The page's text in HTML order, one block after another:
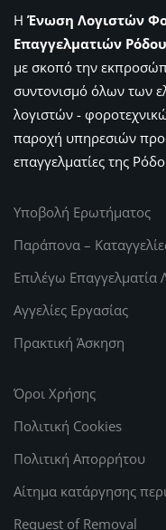
Η Ένωση Λογιστών
Επαγγελματιών Ρόδου
με σκοπό την
συντονισμό όλων των
λογιστών -
παροχή υπηρεσιών
επαγγελματίες της
Υποβολή Ερωτήματος
Παράπονα –
Επιλέγω Επαγγελματία
Αγγελίες Εργασίας
Πρακτική Άσκηση
Όροι Χρήσης
Πολιτική Cookies
Πολιτική Απορρήτου
Αίτημα κατάργησης
Request of Removal